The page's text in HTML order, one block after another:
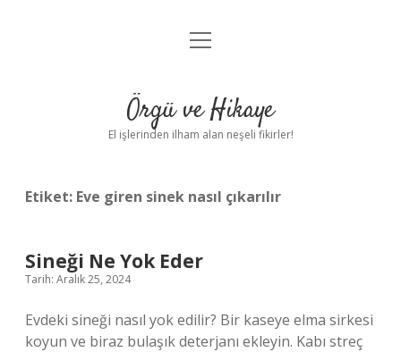
Anasayfa
Yasal Uyarı
menüyü
Örgü ve Hikaye
El işlerinden ilham alan neşeli fikirler!
Etiket: Eve giren sinek nasıl çıkarılır
Sineği Ne Yok Eder
Tarih: Aralık 25, 2024
Evdeki sineği nasıl yok edilir? Bir kaseye elma sirkesi
koyun ve biraz bulaşık deterjanı ekleyin. Kabı streç